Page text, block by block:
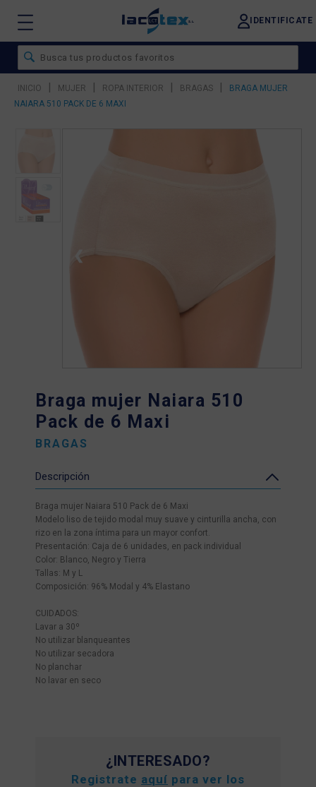
IDENTIFICATE
INICIO | MUJER | ROPA INTERIOR | BRAGAS |
BRAGA MUJER
NAIARA 510 PACK DE 6 MAXI
❮
Braga mujer Naiara 510
Pack de 6 Maxi
BRAGAS
Descripción
Braga mujer Naiara 510 Pack de 6 Maxi
Modelo liso de tejido modal muy suave y cinturilla ancha, con
rizo en la zona íntima para un mayor confort.
Presentación: Caja de 6 unidades, en pack individual
Color: Blanco, Negro y Tierra
Tallas: M y L
Composición: 96% Modal y 4% Elastano
CUIDADOS:
Lavar a 30º
No utilizar blanqueantes
No utilizar secadora
No planchar
No lavar en seco
¿INTERESADO?
Registrate aquí para ver los